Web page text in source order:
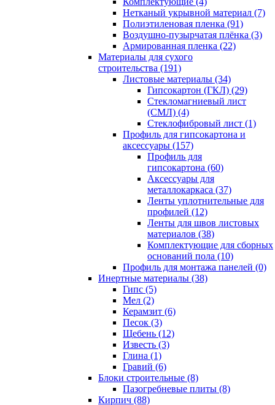
Нетканый укрывной материал (7)
Полиэтиленовая пленка (91)
Воздушно-пузырчатая плёнка (3)
Армированная пленка (22)
Материалы для сухого
строительства (191)
Листовые материалы (34)
Гипсокартон (ГКЛ) (29)
Стекломагниевый лист
(СМЛ) (4)
Cтеклофибровый лист (1)
Профиль для гипсокартона и
аксессуары (157)
Профиль для
гипсокартона (60)
Аксессуары для
металлокаркаса (37)
Ленты уплотнительные для
профилей (12)
Ленты для швов листовых
материалов (38)
Комплектующие для сборных
оснований пола (10)
Профиль для монтажа панелей (0)
Инертные материалы (38)
Гипс (5)
Мел (2)
Керамзит (6)
Песок (3)
Щебень (12)
Известь (3)
Глина (1)
Гравий (6)
Блоки строительные (8)
Пазогребневые плиты (8)
Кирпич (88)